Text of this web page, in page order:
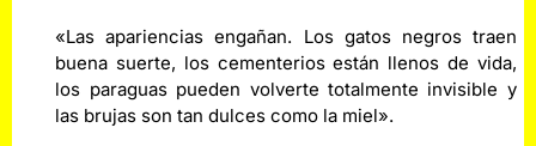
«Las apariencias engañan. Los gatos negros traen
buena suerte, los cementerios están llenos de vida,
los paraguas pueden volverte totalmente invisible y
las brujas son tan dulces como la miel».